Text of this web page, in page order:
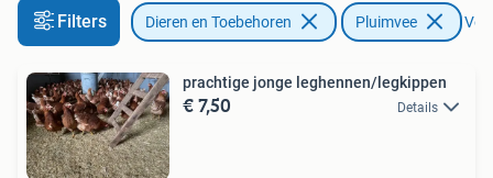
Filters Dieren en Toebehoren Pluimvee
prachtige jonge leghennen/legkippen
€ 7,50 Details